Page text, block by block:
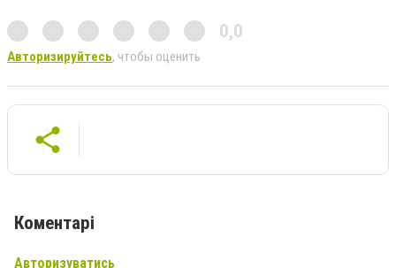
0,0
Авторизируйтесь, чтобы оценить
Коментарі
Авторизуватись